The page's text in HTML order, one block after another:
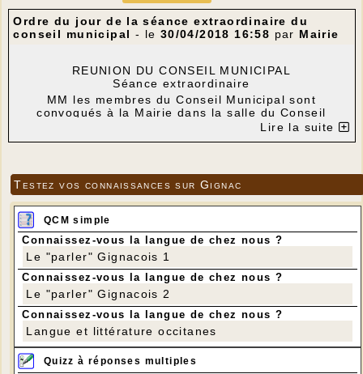
Ordre du jour de la séance extraordinaire du
conseil municipal - le 30/04/2018 16:58 par Mairie
REUNION DU CONSEIL MUNICIPAL
Séance extraordinaire
MM les membres du Conseil Municipal sont
convoqués à la Mairie dans la salle du Conseil
le jeudi 03 mai 2018 à 20h30
Le Maire
ORDRE DU JOUR :
1-Motion pour un réel partenariat avec les services
de l’Etat ;
2-Divers
Lire la suite
Testez vos connaissances sur Gignac
QCM simple
Connaissez-vous la langue de chez nous ?
Le "parler" Gignacois 1
Connaissez-vous la langue de chez nous ?
Le "parler" Gignacois 2
Connaissez-vous la langue de chez nous ?
Langue et littérature occitanes
Quizz à réponses multiples